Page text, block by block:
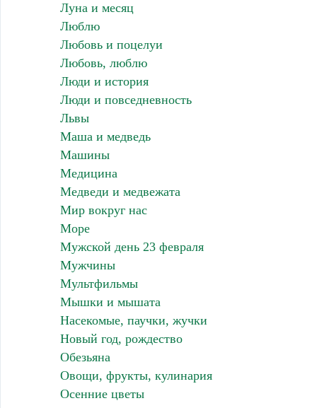
Луна и месяц
Люблю
Любовь и поцелуи
Любовь, люблю
Люди и история
Люди и повседневность
Львы
Маша и медведь
Машины
Медицина
Медведи и медвежата
Мир вокруг нас
Море
Мужской день 23 февраля
Мужчины
Мультфильмы
Мышки и мышата
Насекомые, паучки, жучки
Новый год, рождество
Обезьяна
Овощи, фрукты, кулинария
Осенние цветы